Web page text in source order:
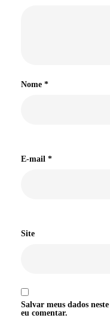
Nome *
E-mail *
Site
Salvar meus dados
eu comentar.